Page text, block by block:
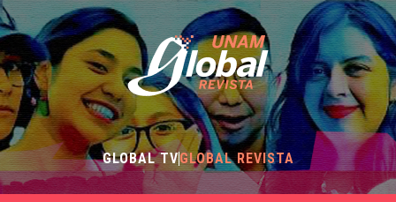
GLOBAL TVGLOBAL REVISTA